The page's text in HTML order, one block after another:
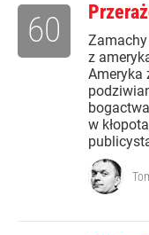
Zamachy
z
Ameryka
w
60